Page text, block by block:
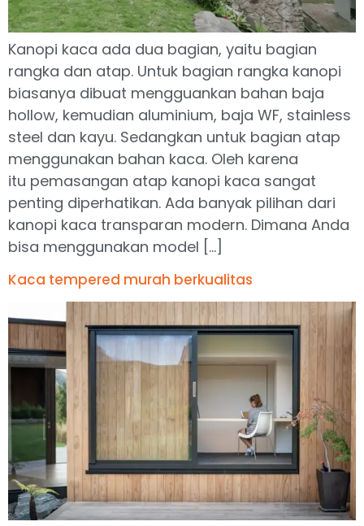
Kanopi kaca ada dua bagian, yaitu bagian
rangka dan atap. Untuk bagian rangka kanopi
biasanya dibuat mengguankan bahan baja
hollow, kemudian aluminium, baja WF, stainless
steel dan kayu. Sedangkan untuk bagian atap
menggunakan bahan kaca. Oleh karena
itu pemasangan atap kanopi kaca sangat
penting diperhatikan. Ada banyak pilihan dari
kanopi kaca transparan modern. Dimana Anda
bisa menggunakan model […]
Kaca tempered murah berkualitas